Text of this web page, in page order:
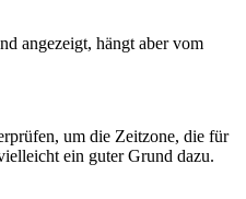
angezeigt, hängt aber vom
um die Zeitzone, die für
ein guter Grund dazu.